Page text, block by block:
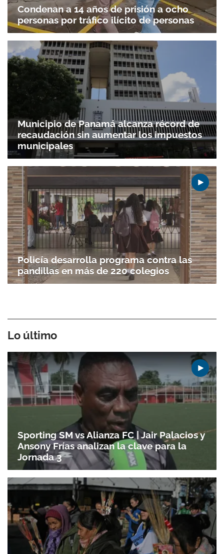
Condenan a 14 años de prisión a ocho
personas por tráfico ilícito de personas
Municipio de Panamá alcanza récord de
recaudación sin aumentar los impuestos
municipales
Policía desarrolla programa contra las
pandillas en más de 220 colegios
Lo último
Sporting SM vs Alianza FC | Jair Palacios y
Ansony Frías analizan la clave para la
Jornada 3